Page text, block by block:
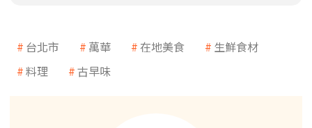
台北市 萬華 在地美食
生鮮食材
料理
古早味